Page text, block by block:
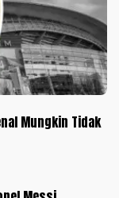
Mungkin Tidak